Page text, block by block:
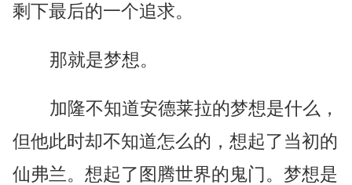
剩下最后的一个追求。
那就是梦想。
加隆不知道安德莱拉的梦想是什么，
但他此时却不知道怎么的，想起了当初的
仙弗兰。想起了图腾世界的鬼门。梦想是